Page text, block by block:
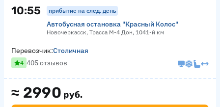
10:55 прибытие на след. день
Автобусная остановка "Красный Колос"
Новочеркасск, Трасса М-4 Дон, 1041-й км
≈ 2990 руб.
Перевозчик:Столичная
4 405 отзывов